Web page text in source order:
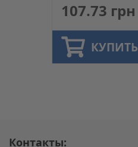
107.73 грн
КУПИТЬ
Контакты: